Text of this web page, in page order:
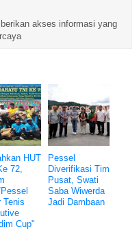
akses informasi yang
HUT
72,
Tenis
Cup"
Pessel
Diverifikasi Tim
Pusat, Swati
Saba Wiwerda
Jadi Dambaan